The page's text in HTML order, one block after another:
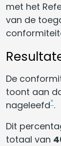
met het
van de
De
toont aan
nageleefd*.
Dit
totaal van